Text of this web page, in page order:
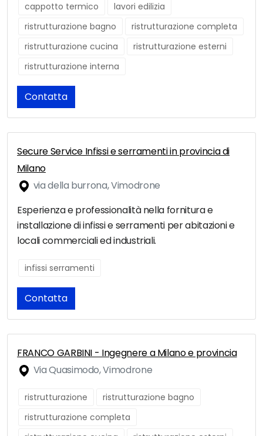
cappotto termico
lavori edilizia
ristrutturazione bagno
ristrutturazione completa
ristrutturazione cucina
ristrutturazione esterni
ristrutturazione interna
Contatta
Secure Service Infissi e serramenti in provincia di
Milano
via della burrona, Vimodrone
Esperienza e professionalità nella fornitura e
installazione di infissi e serramenti per abitazioni e
locali commerciali ed industriali.
infissi serramenti
Contatta
FRANCO GARBINI - Ingegnere a Milano e provincia
Via Quasimodo, Vimodrone
ristrutturazione
ristrutturazione bagno
ristrutturazione completa